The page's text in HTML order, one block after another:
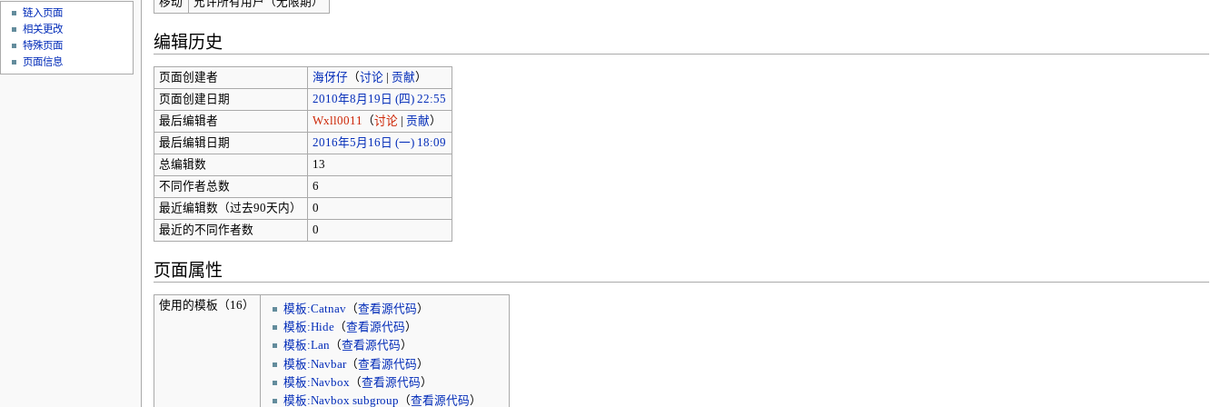
编辑历史
页面创建者 海伢仔（讨论| 贡献）
页面创建日期
2010年8月19日 (四) 22:55
最后编辑者
Wxll0011 （讨论| 贡献）
最后编辑日期
2016年5月16日 (一) 18:09
总编辑数
13
不同作者总数
6
最近编辑数（过去90天内）
0
最近的不同作者数
0
页面属性
使用的模板（16） 模板:Catnav （查看源代码）
模板:Hide （查看源代码）
模板:Lan （查看源代码）
模板:Navbar（查看源代码）
模板:Navbox （查看源代码）
模板:Navbox subgroup （查看源代码）
链入页面
相关更改
特殊页面
页面信息